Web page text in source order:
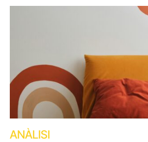
ANÀLISI